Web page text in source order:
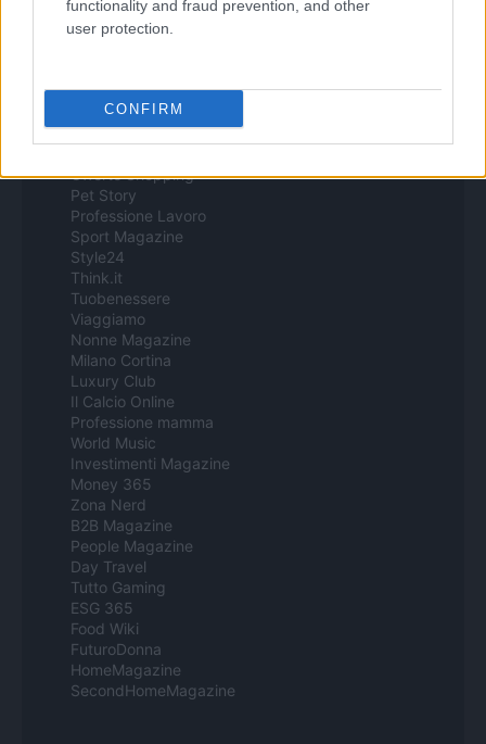
functionality and fraud prevention, and other
user protection.
CONFIRM
Casa Magazine
Food Blog
Milano Notizie
Motor Magazine
Offerte Shopping
Pet Story
Professione Lavoro
Sport Magazine
Style24
Think.it
Tuobenessere
Viaggiamo
Nonne Magazine
Milano Cortina
Luxury Club
Il Calcio Online
Professione mamma
World Music
Investimenti Magazine
Money 365
Zona Nerd
B2B Magazine
People Magazine
Day Travel
Tutto Gaming
ESG 365
Food Wiki
FuturoDonna
HomeMagazine
SecondHomeMagazine